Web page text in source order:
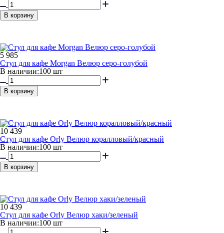
В корзину
5 985
Стул для кафе Morgan Велюр серо-голубой
В наличии:100 шт
В корзину
10 439
Стул для кафе Orly Велюр коралловый/красный
В наличии:100 шт
В корзину
10 439
Стул для кафе Orly Велюр хаки/зеленый
В наличии:100 шт